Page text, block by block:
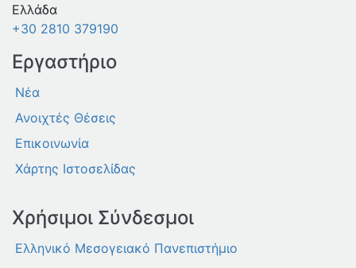
Ελλάδα
+30 2810 379190
Εργαστήριο
Νέα
Ανοιχτές Θέσεις
Επικοινωνία
Χάρτης Ιστοσελίδας
Χρήσιμοι Σύνδεσμοι
Ελληνικό Μεσογειακό Πανεπιστήμιο